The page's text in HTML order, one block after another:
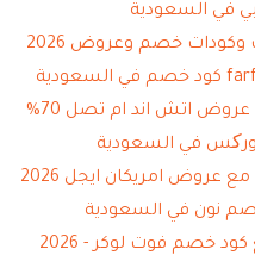
في السعودية
خصم وعروض 2026
اتش اند ام تصل 70%
في السعودية
عروض امريكان ايجل 2026
خصم فوت لوكر - 2026